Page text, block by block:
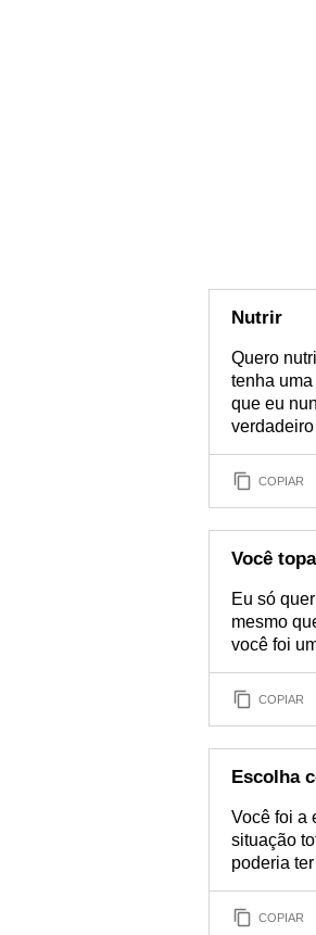
Nutrir
Quero
tenha
que eu
COPIAR
Você
Eu só
mesmo
você foi
COPIAR
Escolha
Você foi a
situação
poderia
COPIAR